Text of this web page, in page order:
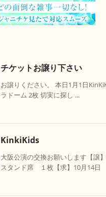
チケットお譲り下さい
お譲りください。 本日1月1日
ラドーム 2枚 切実に探し ...
KinkiKids
大阪公演の交換お願いします【譲
スタンド席 １枚【求】10月14